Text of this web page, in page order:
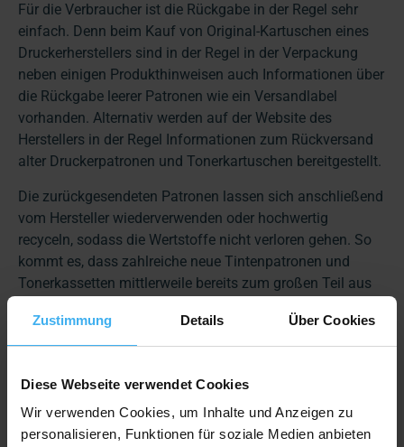
Zustimmung Details Über Cookies
Diese Webseite verwendet Cookies
Wir verwenden Cookies, um Inhalte und Anzeigen zu
personalisieren, Funktionen für soziale Medien anbieten
Für die Verbraucher ist die Rückgabe in der Regel sehr
einfach. Denn beim Kauf von Original-Kartuschen eines
Druckerherstellers sind in der Regel in der Verpackung
neben einigen Produkthinweisen auch Informationen über
die Rückgabe leerer Patronen wie ein Versandlabel
vorhanden. Alternativ werden auf der Website des
Herstellers in der Regel Informationen zum Rückversand
alter Druckerpatronen und Tonerkartuschen bereitgestellt.
Die zurückgesendeten Patronen lassen sich anschließend
vom Hersteller wiederverwenden oder hochwertig
recyceln, sodass die Wertstoffe nicht verloren gehen. So
kommt es, dass zahlreiche neue Tintenpatronen und
Tonerkassetten mittlerweile bereits zum großen Teil aus
Darf ich leere
Druckerpatronen im Restmüll
entsorgen?